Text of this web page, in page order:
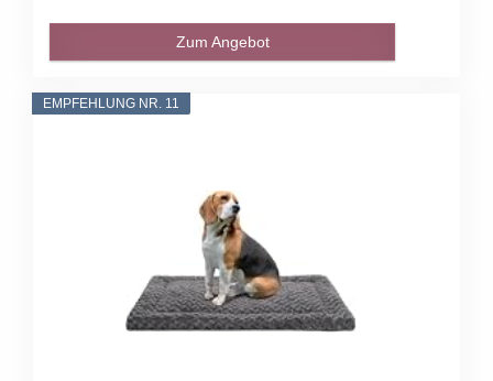
Zum Angebot
EMPFEHLUNG NR. 11